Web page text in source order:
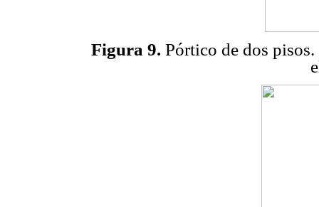
Figura 9. Pórtico de dos